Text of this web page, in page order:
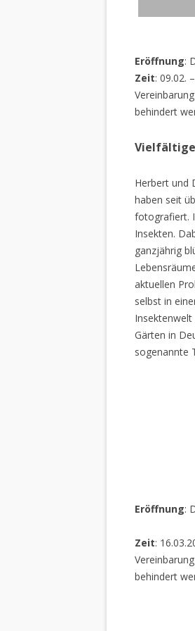
Eröffnung:
Zeit: 09.02.
behindert
Herbert und
haben seit
fotografiert.
Insekten.
ganzjährig
aktuellen
selbst in
Gärten in
sogenannte
Eröffnung:
Zeit:
behindert